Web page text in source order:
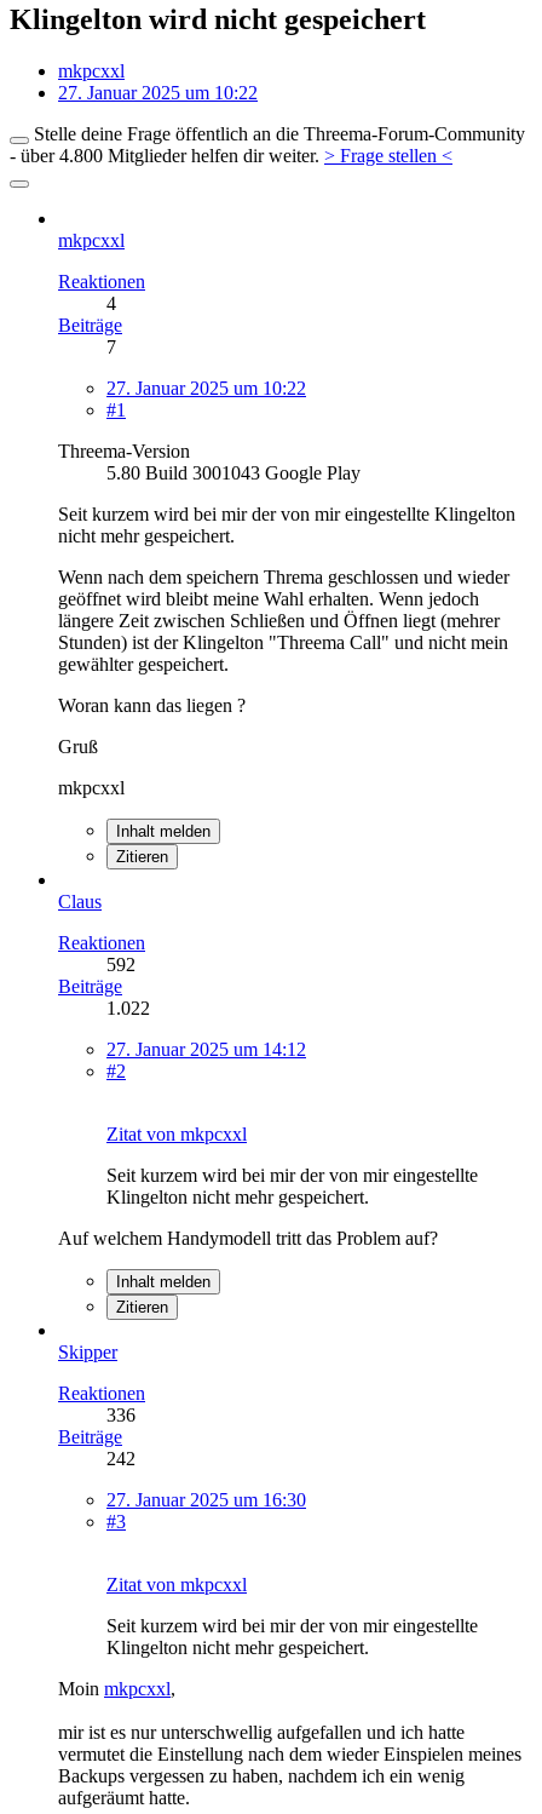
Klingelton wird nicht gespeichert
mkpcxxl
27. Januar 2025 um 10:22
Stelle deine Frage öffentlich an die Threema-Forum-Community
- über 4.800 Mitglieder helfen dir weiter. > Frage stellen <
mkpcxxl
Reaktionen
4
Beiträge
7
27. Januar 2025 um 10:22
#1
Threema-Version
5.80 Build 3001043 Google Play
Seit kurzem wird bei mir der von mir eingestellte Klingelton
nicht mehr gespeichert.
Wenn nach dem speichern Threma geschlossen und wieder
geöffnet wird bleibt meine Wahl erhalten. Wenn jedoch
längere Zeit zwischen Schließen und Öffnen liegt (mehrer
Stunden) ist der Klingelton "Threema Call" und nicht mein
gewählter gespeichert.
Woran kann das liegen ?
Gruß
mkpcxxl
Inhalt melden
Zitieren
Claus
Reaktionen
592
Beiträge
1.022
27. Januar 2025 um 14:12
#2
Zitat von mkpcxxl
Seit kurzem wird bei mir der von mir eingestellte
Klingelton nicht mehr gespeichert.
Auf welchem Handymodell tritt das Problem auf?
Inhalt melden
Zitieren
Skipper
Reaktionen
336
Beiträge
242
27. Januar 2025 um 16:30
#3
Zitat von mkpcxxl
Seit kurzem wird bei mir der von mir eingestellte
Klingelton nicht mehr gespeichert.
Moin mkpcxxl,
mir ist es nur unterschwellig aufgefallen und ich hatte
vermutet die Einstellung nach dem wieder Einspielen meines
Backups vergessen zu haben, nachdem ich ein wenig
aufgeräumt hatte.